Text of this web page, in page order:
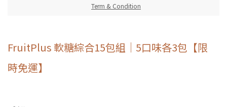
Term & Condition
FruitPlus 軟糖綜合15包組｜5口味各3包【限
時免運】